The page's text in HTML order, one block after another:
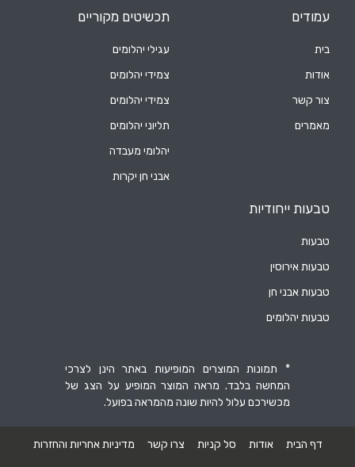
עמודים
בית
אודות
צור קשר
מאמרים
תכשיטים מקוריים
עגילי יהלומים
צמידי יהלומים
צמידי יהלומים
תליוני יהלומים
יהלומי מעבדה
אבני חן יקרות
טבעות ייחודיות
טבעות
טבעות אירוסין
טבעות אבני חן
טבעות יהלומים
* תמונות המוצרים המופיעות באתר הינן לצרכי
המחשה בלבד. מראה המוצר המופיע על הצג של
מכשירכם עלול להיות שונה מהמראה בפועל.
דף הבית אודות סל קניות צרו קשר מדיניות אחריות והחזרות